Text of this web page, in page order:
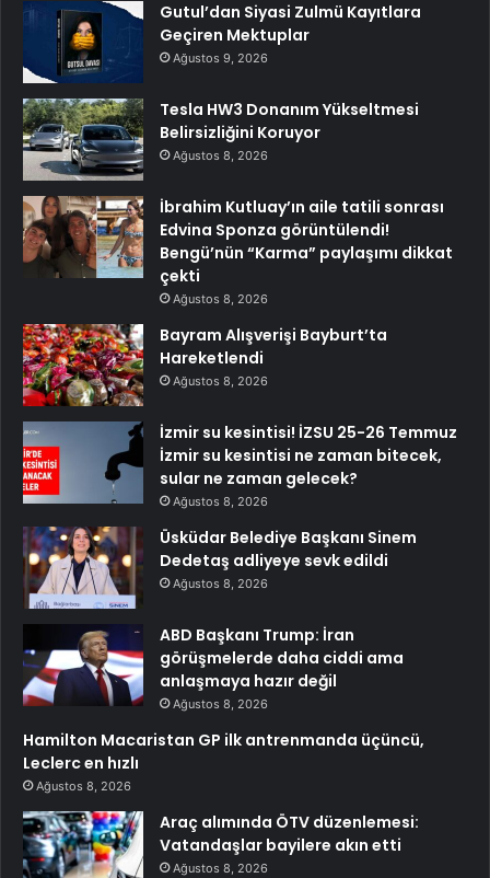
Gutul’dan Siyasi Zulmü Kayıtlara
Geçiren Mektuplar
Ağustos 9, 2026
Tesla HW3 Donanım Yükseltmesi
Belirsizliğini Koruyor
Ağustos 8, 2026
İbrahim Kutluay’ın aile tatili sonrası
Edvina Sponza görüntülendi!
Bengü’nün “Karma” paylaşımı dikkat
çekti
Ağustos 8, 2026
Bayram Alışverişi Bayburt’ta
Hareketlendi
Ağustos 8, 2026
İzmir su kesintisi! İZSU 25-26 Temmuz
İzmir su kesintisi ne zaman bitecek,
sular ne zaman gelecek?
Ağustos 8, 2026
Üsküdar Belediye Başkanı Sinem
Dedetaş adliyeye sevk edildi
Ağustos 8, 2026
ABD Başkanı Trump: İran
görüşmelerde daha ciddi ama
anlaşmaya hazır değil
Ağustos 8, 2026
Hamilton Macaristan GP ilk antrenmanda üçüncü,
Leclerc en hızlı
Ağustos 8, 2026
Araç alımında ÖTV düzenlemesi:
Vatandaşlar bayilere akın etti
Ağustos 8, 2026